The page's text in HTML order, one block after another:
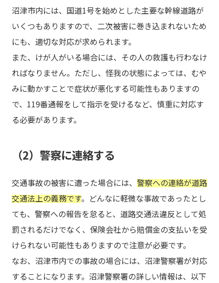
沼津市内には、国道1号を始めとした主要な幹線道路が
いくつもありますので、二次被害に巻き込まれないため
にも、適切な対応が求められます。
また、けが人がいる場合には、その人の救護も行わなけ
ればなりません。ただし、怪我の状態によっては、むや
みに動かすことで症状が悪化する可能性もありますの
で、119番通報をして指示を受けるなど、慎重に対応す
る必要があります。
（2）警察に連絡する
交通事故の被害に遭った場合には、 警察への連絡が道路
交通法上の義務です。どんなに軽微な事故であったとし
ても、警察への報告を怠ると、道路交通法違反として処
罰されるだけでなく、保険会社から賠償金の支払いを受
けられない可能性もありますので注意が必要です。
なお、沼津市内での事故の場合には、沼津警察署が対応
することになります。沼津警察署の詳しい情報は、以下